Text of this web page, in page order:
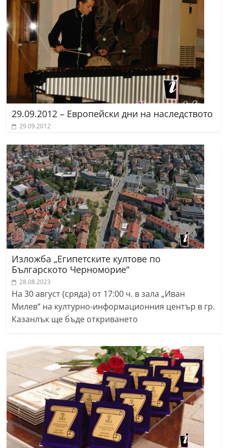
29.09.2012 – Европейски дни на наследството
29.09.2012
Изложба „Египетските култове по
Българското Черноморие“
28.08.2023
На 30 август (сряда) от 17:00 ч. в зала „Иван
Милев“ на културно-информационния център в гр.
Казанлък ще бъде откриването